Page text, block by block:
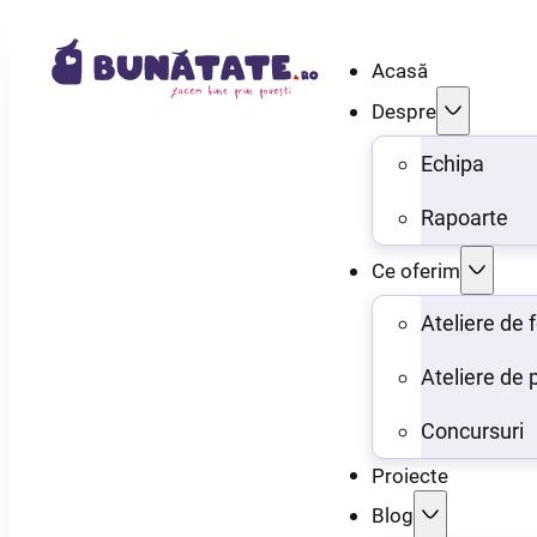
Acasă
Despre
Echipa
Rapoarte
Ce oferim
Ateliere de
Ateliere de
Concursuri
Proiecte
Blog